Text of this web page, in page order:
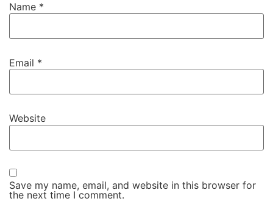
Name *
Email *
Website
Save my name, email, and website in this browser for
the next time I comment.